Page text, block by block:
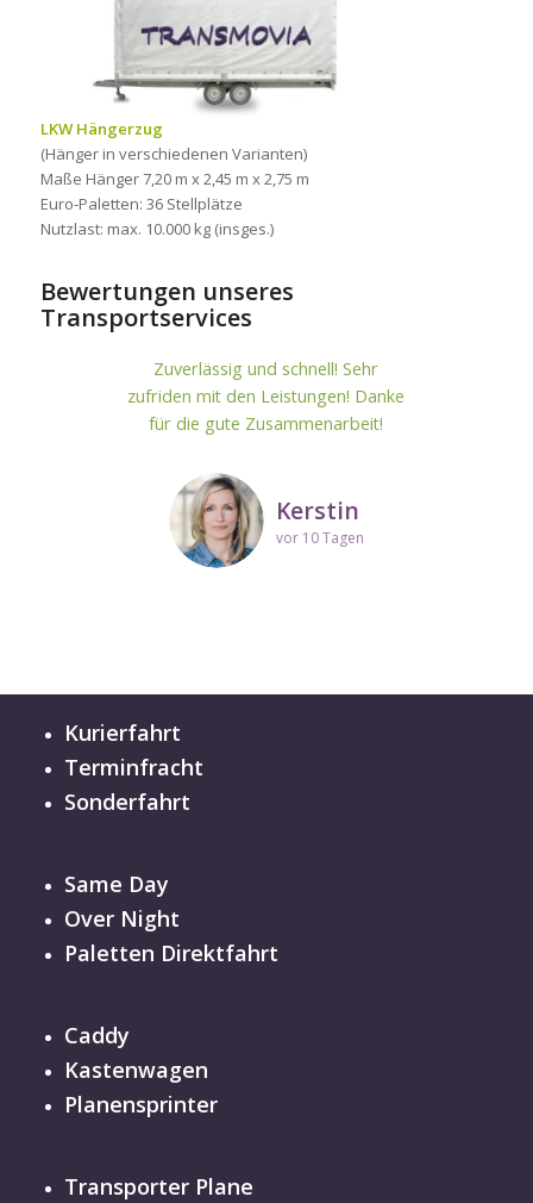
LKW Hängerzug
(Hänger in verschiedenen Varianten)
Maße Hänger 7,20 m x 2,45 m x 2,75 m
Euro-Paletten: 36 Stellplätze
Nutzlast: max. 10.000 kg (insges.)
Bewertungen unseres
Transportservices
Zuverlässig und schnell! Sehr
zufriden mit den Leistungen! Danke
für die gute Zusammenarbeit!
Kerstin
vor 10 Tagen
Kurierfahrt
Terminfracht
Sonderfahrt
Same Day
Over Night
Paletten Direktfahrt
Caddy
Kastenwagen
Planensprinter
Transporter Plane